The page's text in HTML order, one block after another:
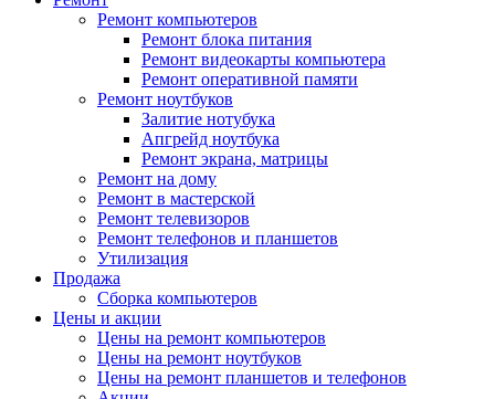
Ремонт компьютеров
Ремонт блока питания
Ремонт видеокарты компьютера
Ремонт оперативной памяти
Ремонт ноутбуков
Залитие нотубука
Апгрейд ноутбука
Ремонт экрана, матрицы
Ремонт на дому
Ремонт в мастерской
Ремонт телевизоров
Ремонт телефонов и планшетов
Утилизация
Продажа
Сборка компьютеров
Цены и акции
Цены на ремонт компьютеров
Цены на ремонт ноутбуков
Цены на ремонт планшетов и телефонов